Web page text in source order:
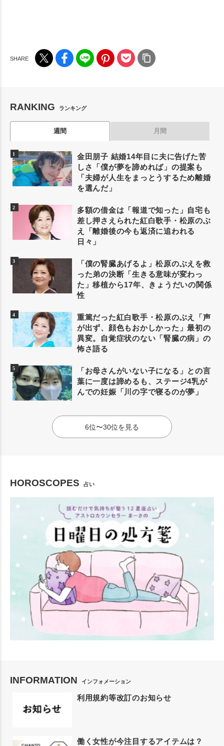
RANKING ランキング
週間 月間
金田朋子 結婚14年目に夫に告げた苦
しさ「僕が夢を諦めれば」の提案も
「夫婦が人生をまっとうするため離婚
を選んだ」
多額の借金は「報道で知った」自宅も
差し押さえられた紅白歌手・松原のぶ
え「離婚後の今も返済に追われる
日々」
「僕の腎臓あげるよ」松原のぶえを救
った弟の決断「生きる意味が変わっ
た」移植から17年、きょうだいの関係
性
重篤だった紅白歌手・松原のぶえ「声
が出ず、顔色もおかしかった」最初の
異変。自覚症状のない「腎臓の病」の
怖さ語る
「お母さんがいない子になる」との言
葉に一度は諦めるも、ステージ4乳が
んでの妊娠「川の字で寝るのが夢」
6位〜30位を見る
HOROSCOPES 占い
INFORMATION インフォメーション
利用規約等改訂のお知らせ
働く女性が今注目するアイテムは？